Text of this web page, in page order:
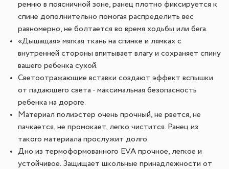
ремню в поясничной зоне, ранец плотно фиксируется к
спине дополнительно помогая распределить вес
равномерно, не болтается во время ходьбы или бега.
«Дышащая» мягкая ткань на спинке и лямках с
внутренней стороны впитывает влагу и сохраняет спину
вашего ребенка сухой.
Светоотражающие вставки создают эффект вспышки
от падающего света - максимальная безопасность
ребенка на дороге.
Материал полиэстер очень прочный, не рвется, не
пачкается, не промокает, легко чистится. Ранец из
такого материала прослужит долго.
Дно из термоформованного EVA прочное, легкое и
устойчивое. Защищает школьные принадлежности от